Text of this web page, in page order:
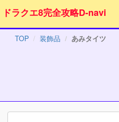
ドラクエ8完全攻略D-navi
TOP 装飾品 あみタイツ